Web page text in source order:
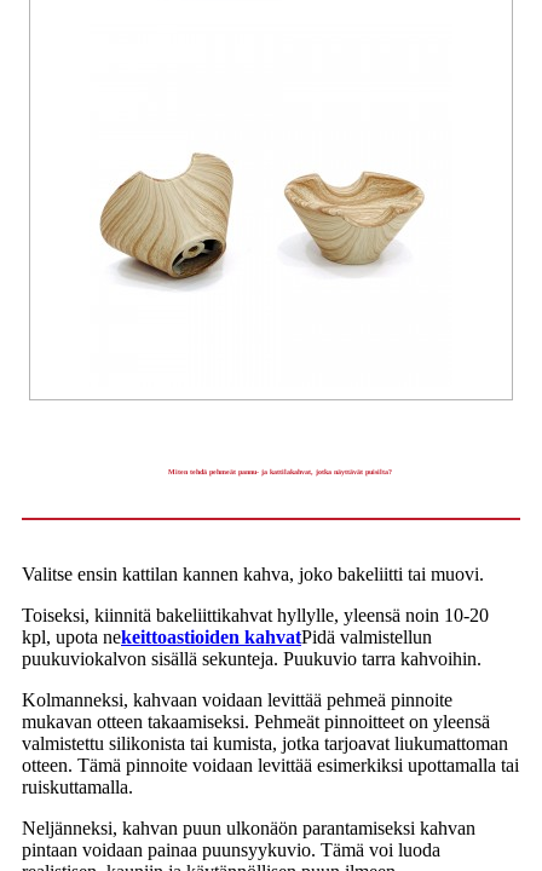
Miten tehdä pehmeät pannu- ja kattilakahvat, jotka näyttävät puisilta?
Valitse ensin kattilan kannen kahva, joko bakeliitti tai muovi.
Toiseksi, kiinnitä bakeliittikahvat hyllylle, yleensä noin 10-20
kpl, upota nekeittoastioiden kahvatPidä valmistellun
puukuviokalvon sisällä sekunteja. Puukuvio tarra kahvoihin.
Kolmanneksi, kahvaan voidaan levittää pehmeä pinnoite
mukavan otteen takaamiseksi. Pehmeät pinnoitteet on yleensä
valmistettu silikonista tai kumista, jotka tarjoavat liukumattoman
otteen. Tämä pinnoite voidaan levittää esimerkiksi upottamalla tai
ruiskuttamalla.
Neljänneksi, kahvan puun ulkonäön parantamiseksi kahvan
pintaan voidaan painaa puunsyykuvio. Tämä voi luoda